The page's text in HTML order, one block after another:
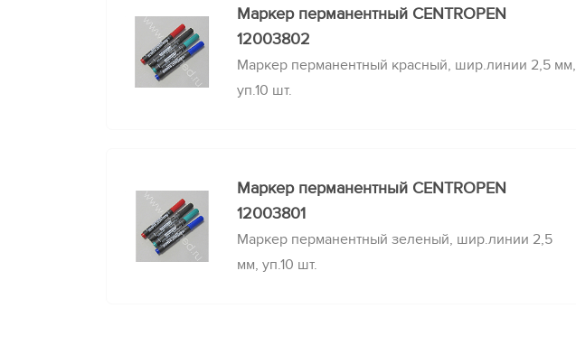
Маркер перманентный CENTROPEN
12003802
Маркер перманентный красный, шир.линии 2,5 мм,
уп.10 шт.
Маркер перманентный CENTROPEN
12003801
Маркер перманентный зеленый, шир.линии 2,5
мм, уп.10 шт.